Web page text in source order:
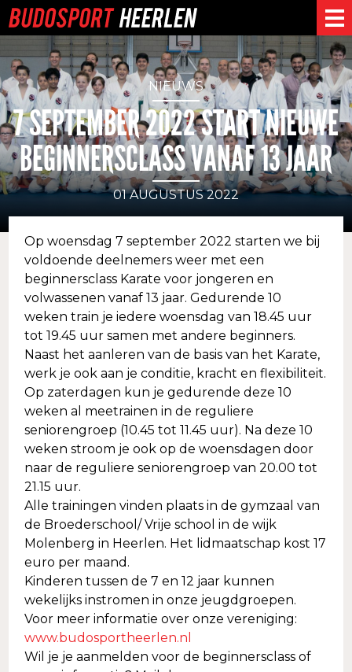
NIEUWS
7 SEPTEMBER 2022 START NIEUWE
BEGINNERSCLASS VANAF 13 JAAR
01 AUGUSTUS 2022
Op woensdag 7 september 2022 starten we bij
voldoende deelnemers weer met een
beginnersclass Karate voor jongeren en
volwassenen vanaf 13 jaar. Gedurende 10
weken train je iedere woensdag van 18.45 uur
tot 19.45 uur samen met andere beginners.
Naast het aanleren van de basis van het Karate,
werk je ook aan je conditie, kracht en flexibiliteit.
Op zaterdagen kun je gedurende deze 10
weken al meetrainen in de reguliere
seniorengroep (10.45 tot 11.45 uur). Na deze 10
weken stroom je ook op de woensdagen door
naar de reguliere seniorengroep van 20.00 tot
21.15 uur.
Alle trainingen vinden plaats in de gymzaal van
de Broederschool/ Vrije school in de wijk
Molenberg in Heerlen. Het lidmaatschap kost 17
euro per maand.
Kinderen tussen de 7 en 12 jaar kunnen
wekelijks instromen in onze jeugdgroepen.
Voor meer informatie over onze vereniging:
www.budosportheerlen.nl
Wil je je aanmelden voor de beginnersclass of